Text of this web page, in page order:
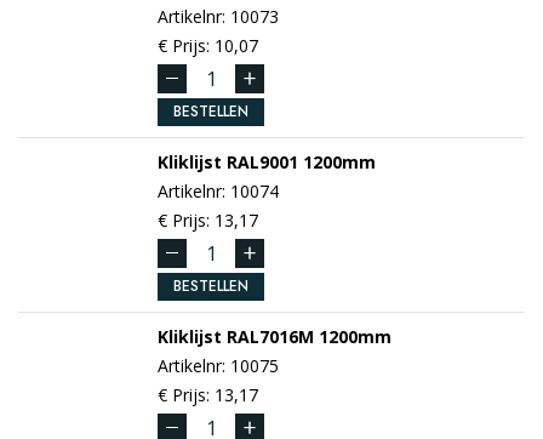
Artikelnr: 10073
€ Prijs: 10,07
BESTELLEN
Kliklijst RAL9001 1200mm
Artikelnr: 10074
€ Prijs: 13,17
BESTELLEN
Kliklijst RAL7016M 1200mm
Artikelnr: 10075
€ Prijs: 13,17